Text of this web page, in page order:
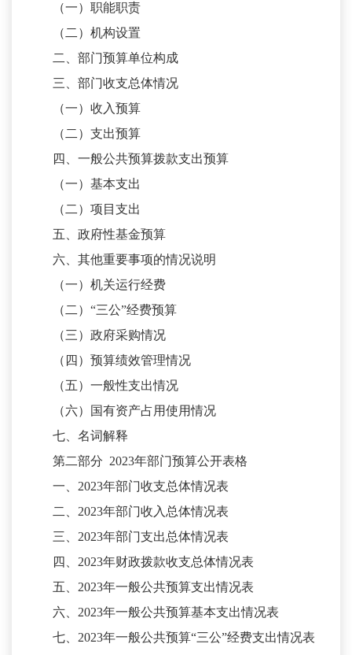
（一）职能职责
（二）机构设置
二、部门预算单位构成
三、部门收支总体情况
（一）收入预算
（二）支出预算
四、一般公共预算拨款支出预算
（一）基本支出
（二）项目支出
五、政府性基金预算
六、其他重要事项的情况说明
（一）机关运行经费
（二） “三公”经费预算
（三）政府采购情况
（四）预算绩效管理情况
（五）一般性支出情况
（六）国有资产占用使用情况
七、名词解释
第二部分 2023年部门预算公开表格
一、 2023年部门收支总体情况表
二、 2023年部门收入总体情况表
三、 2023年部门支出总体情况表
四、 2023年财政拨款收支总体情况表
五、 2023年一般公共预算支出情况表
六、 2023年一般公共预算基本支出情况表
七、 2023年一般公共预算“三公”经费支出情况表